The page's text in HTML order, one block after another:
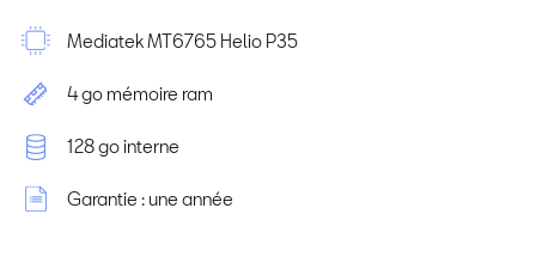
Mediatek MT6765 Helio P35
4 go mémoire ram
128 go interne
Garantie : une année